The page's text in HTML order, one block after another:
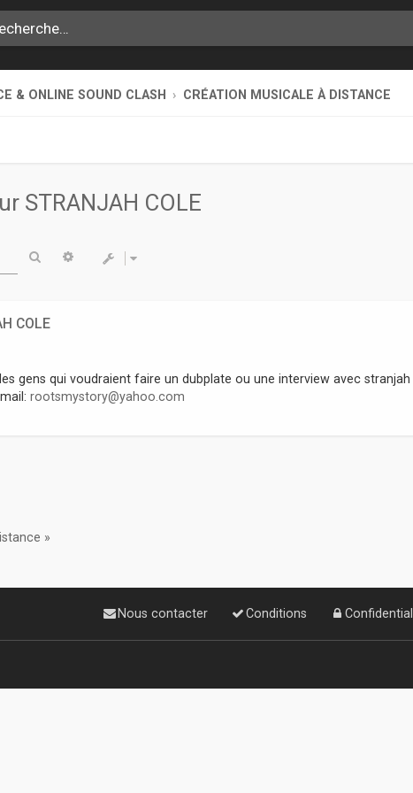
& ONLINE SOUND CLASH CRÉATION MUSICALE À DISTANCE
STRANJAH COLE
RechercherRecherche avancée
COLE
gens qui voudraient faire un dubplate ou une interview avec stranjah
rootsmystory@yahoo.com
»
Conditions
Nous contacter